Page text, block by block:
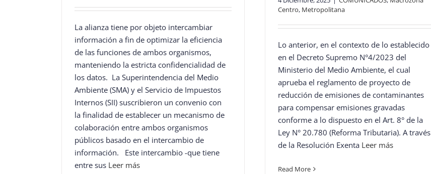
La alianza tiene por objeto intercambiar
información a fin de optimizar la eficiencia
de las funciones de ambos organismos,
manteniendo la estricta confidencialidad de
los datos. La Superintendencia del Medio
Ambiente (SMA) y el Servicio de Impuestos
Internos (SII) suscribieron un convenio con
la finalidad de establecer un mecanismo de
colaboración entre ambos organismos
públicos basado en el intercambio de
información. Este intercambio -que tiene
entre sus Leer más
Centro, Metropolitana
Lo anterior, en el contexto de lo establecido
en el Decreto Supremo N°4/2023 del
Ministerio del Medio Ambiente, el cual
aprueba el reglamento de proyecto de
reducción de emisiones de contaminantes
para compensar emisiones gravadas
conforme a lo dispuesto en el Art. 8° de la
Ley N° 20.780 (Reforma Tributaria). A través
de la Resolución Exenta Leer más
Read More